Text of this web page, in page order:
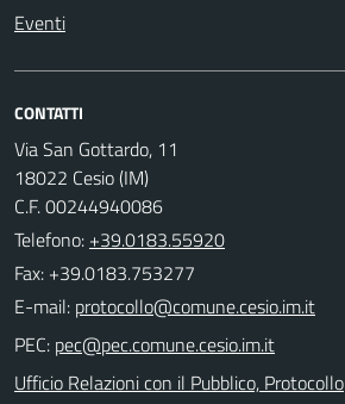
Eventi
CONTATTI
Via San Gottardo, 11
18022 Cesio (IM)
C.F. 00244940086
Telefono: +39.0183.55920
Fax: +39.0183.753277
E-mail:
PEC:
Ufficio Relazioni con il Pubblico, Protocollo